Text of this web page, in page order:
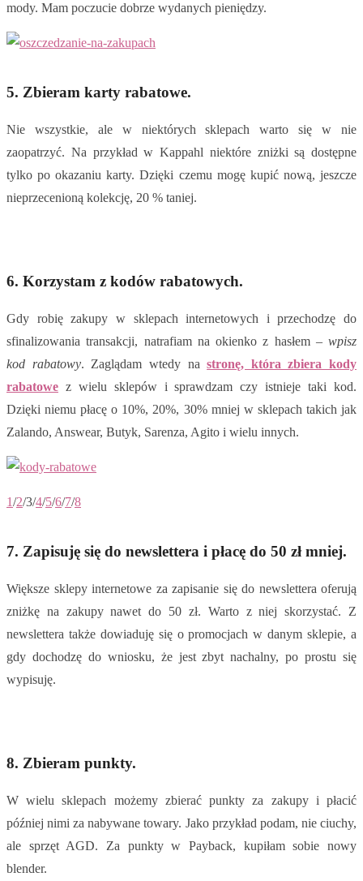
mody. Mam poczucie dobrze wydanych pieniędzy.
5. Zbieram karty rabatowe.
Nie wszystkie, ale w niektórych sklepach warto się w nie
zaopatrzyć. Na przykład w Kappahl niektóre zniżki są dostępne
tylko po okazaniu karty. Dzięki czemu mogę kupić nową, jeszcze
nieprzecenioną kolekcję, 20 % taniej.
6. Korzystam z kodów rabatowych.
Gdy robię zakupy w sklepach internetowych i przechodzę do
sfinalizowania transakcji, natrafiam na okienko z hasłem – wpisz
kod rabatowy. Zaglądam wtedy nastronę, która zbiera kody
rabatowe z wielu sklepów i sprawdzam czy istnieje taki kod.
Dzięki niemu płacę o 10%, 20%, 30% mniej w sklepach takich jak
Zalando, Answear, Butyk, Sarenza, Agito i wielu innych.
1/2/3/4/5/6/7/8
7. Zapisuję się do newslettera i płacę do 50 zł mniej.
Większe sklepy internetowe za zapisanie się do newslettera oferują
zniżkę na zakupy nawet do 50 zł. Warto z niej skorzystać. Z
newslettera także dowiaduję się o promocjach w danym sklepie, a
gdy dochodzę do wniosku, że jest zbyt nachalny, po prostu się
wypisuję.
8. Zbieram punkty.
W wielu sklepach możemy zbierać punkty za zakupy i płacić
później nimi za nabywane towary. Jako przykład podam, nie ciuchy,
ale sprzęt AGD. Za punkty w Payback, kupiłam sobie nowy
blender.